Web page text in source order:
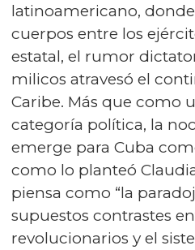
latinoamericano,
cuerpos entre los
estatal, el rumor
milicos atravesó el
Caribe. Más que como
categoría política, la
emerge para Cuba
como lo planteó
piensa como “la
supuestos contrastes
revolucionarios y el